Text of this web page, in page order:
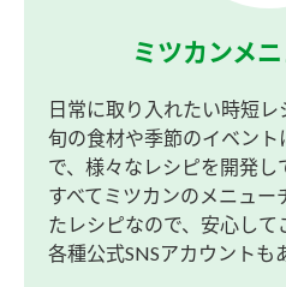
ミツカンメ
日常に取り入れたい時短レ
旬の食材や季節のイベント
で、様々なレシピを開発し
すべてミツカンのメニュー
たレシピなので、安心して
各種公式SNSアカウントも